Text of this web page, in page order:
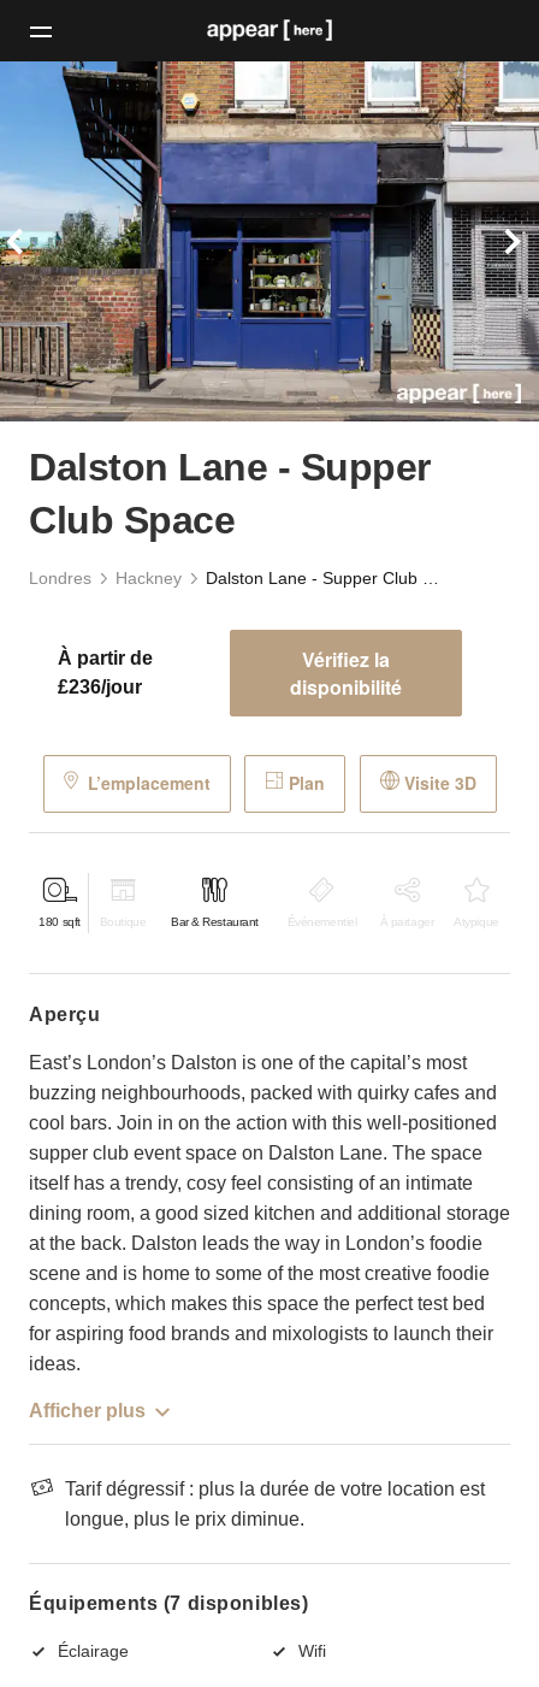
Dalston Lane - Supper
Club Space
Londres Hackney
À partir de
£236/jour
Vérifiez la
disponibilité
L’emplacement Plan Visite 3D
180 sqft Boutique Bar & Restaurant Événementiel À partager Atypique
aperçu
East’s London’s Dalston is one of the capital’s most
buzzing neighbourhoods, packed with quirky cafes and
cool bars. Join in on the action with this well-positioned
supper club event space on Dalston Lane. The space
itself has a trendy, cosy feel consisting of an intimate
dining room, a good sized kitchen and additional storage
at the back. Dalston leads the way in London’s foodie
scene and is home to some of the most creative foodie
concepts, which makes this space the perfect test bed
for aspiring food brands and mixologists to launch their
ideas.
Afficher plus
Tarif dégressif : plus la durée de votre location est
longue, plus le prix diminue.
Équipements (7 disponibles)
Éclairage Wifi